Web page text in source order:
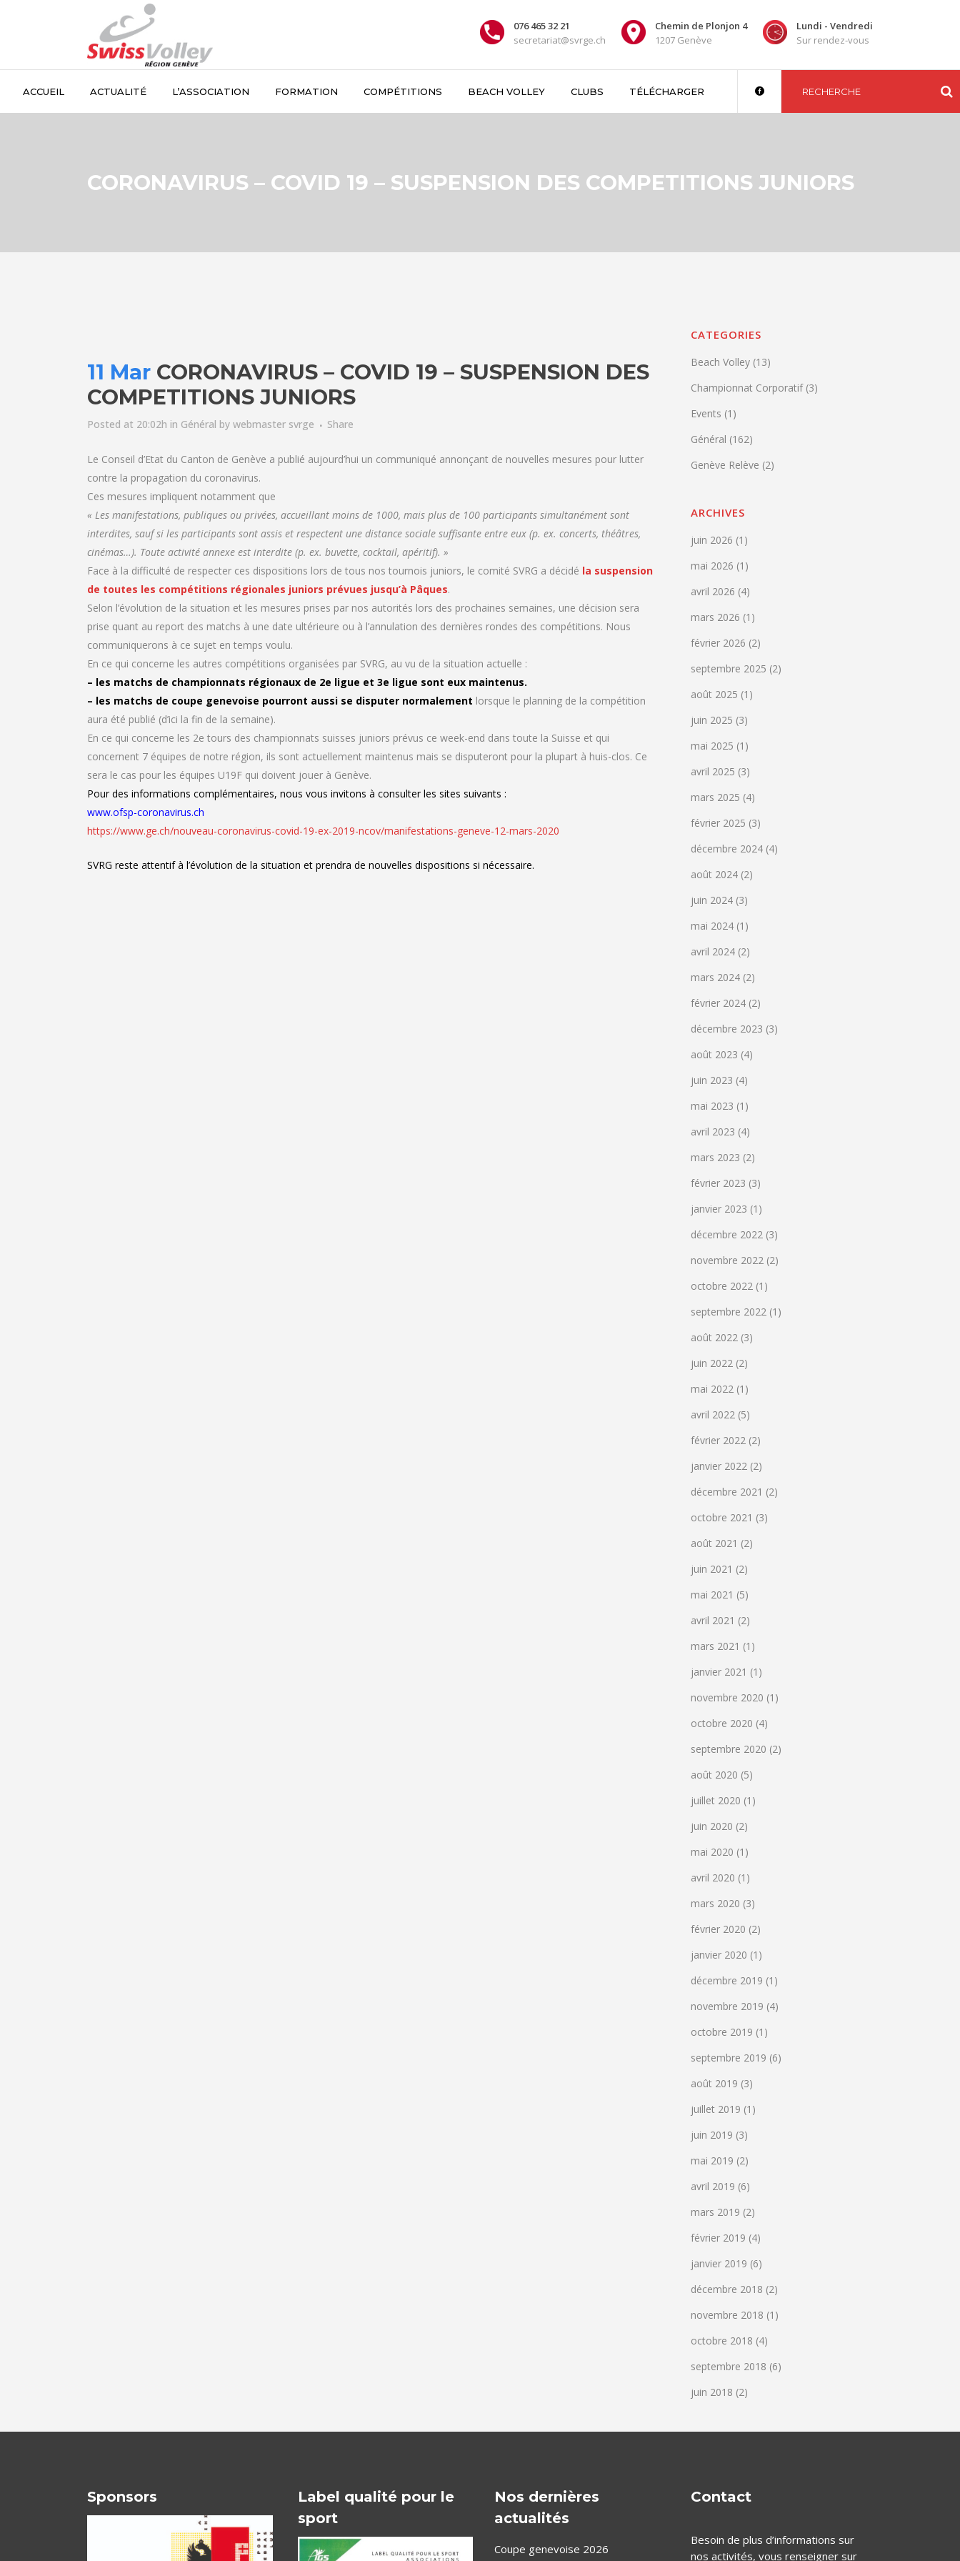
076 465 32 21
secretariat@svrge.ch
Chemin de Plonjon 4
1207 Genève
Lundi - Vendredi
Sur rendez-vous
ACCUEIL ACTUALITÉ L’ASSOCIATION FORMATION COMPÉTITIONS BEACH VOLLEY CLUBS TÉLÉCHARGER
CORONAVIRUS – COVID 19 – SUSPENSION DES COMPETITIONS JUNIORS
11 Mar CORONAVIRUS – COVID 19 – SUSPENSION DES
COMPETITIONS JUNIORS
Posted at 20:02h in Général by webmaster svrge Share
Le Conseil d’Etat du Canton de Genève a publié aujourd’hui un communiqué annonçant de nouvelles mesures pour lutter
contre la propagation du coronavirus.
Ces mesures impliquent notamment que
« Les manifestations, publiques ou privées, accueillant moins de 1000, mais plus de 100 participants simultanément sont
interdites, sauf si les participants sont assis et respectent une distance sociale suffisante entre eux (p. ex. concerts, théâtres,
cinémas…). Toute activité annexe est interdite (p. ex. buvette, cocktail, apéritif). »
Face à la difficulté de respecter ces dispositions lors de tous nos tournois juniors, le comité SVRG a décidé la suspension
de toutes les compétitions régionales juniors prévues jusqu’à Pâques.
Selon l’évolution de la situation et les mesures prises par nos autorités lors des prochaines semaines, une décision sera
prise quant au report des matchs à une date ultérieure ou à l’annulation des dernières rondes des compétitions. Nous
communiquerons à ce sujet en temps voulu.
En ce qui concerne les autres compétitions organisées par SVRG, au vu de la situation actuelle :
– les matchs de championnats régionaux de 2e ligue et 3e ligue sont eux maintenus.
– les matchs de coupe genevoise pourront aussi se disputer normalement lorsque le planning de la compétition
aura été publié (d’ici la fin de la semaine).
En ce qui concerne les 2e tours des championnats suisses juniors prévus ce week-end dans toute la Suisse et qui
concernent 7 équipes de notre région, ils sont actuellement maintenus mais se disputeront pour la plupart à huis-clos. Ce
sera le cas pour les équipes U19F qui doivent jouer à Genève.
Pour des informations complémentaires, nous vous invitons à consulter les sites suivants :
www.ofsp-coronavirus.ch
https://www.ge.ch/nouveau-coronavirus-covid-19-ex-2019-ncov/manifestations-geneve-12-mars-2020
SVRG reste attentif à l’évolution de la situation et prendra de nouvelles dispositions si nécessaire.
CATEGORIES
Beach Volley (13)
Championnat Corporatif(3)
Events (1)
Général (162)
Genève Relève (2)
ARCHIVES
juin 2026 (1)
mai 2026 (1)
avril 2026 (4)
mars 2026 (1)
février 2026 (2)
septembre 2025 (2)
août 2025 (1)
juin 2025 (3)
mai 2025 (1)
avril 2025 (3)
mars 2025 (4)
février 2025 (3)
décembre 2024 (4)
août 2024 (2)
juin 2024 (3)
mai 2024 (1)
avril 2024 (2)
mars 2024 (2)
février 2024 (2)
décembre 2023 (3)
août 2023 (4)
juin 2023 (4)
mai 2023 (1)
avril 2023 (4)
mars 2023 (2)
février 2023 (3)
janvier 2023 (1)
décembre 2022 (3)
novembre 2022 (2)
octobre 2022 (1)
septembre 2022 (1)
août 2022 (3)
juin 2022 (2)
mai 2022 (1)
avril 2022 (5)
février 2022 (2)
janvier 2022 (2)
décembre 2021 (2)
octobre 2021 (3)
août 2021 (2)
juin 2021 (2)
mai 2021 (5)
avril 2021 (2)
mars 2021 (1)
janvier 2021 (1)
novembre 2020 (1)
octobre 2020 (4)
septembre 2020 (2)
août 2020 (5)
juillet 2020 (1)
juin 2020 (2)
mai 2020 (1)
avril 2020 (1)
mars 2020 (3)
février 2020 (2)
janvier 2020 (1)
décembre 2019 (1)
novembre 2019 (4)
octobre 2019 (1)
septembre 2019 (6)
août 2019 (3)
juillet 2019 (1)
juin 2019 (3)
mai 2019 (2)
avril 2019 (6)
mars 2019 (2)
février 2019 (4)
janvier 2019 (6)
décembre 2018 (2)
novembre 2018 (1)
octobre 2018 (4)
septembre 2018 (6)
juin 2018 (2)
Sponsors
Label qualité pour le
sport
Nos dernières
actualités
Coupe genevoise 2026
Contact
Besoin de plus d’informations sur
nos activités, vous renseigner sur